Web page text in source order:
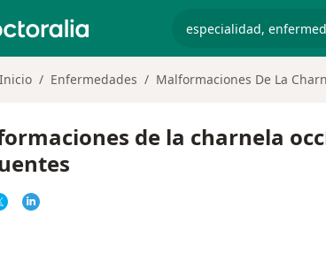
Enfermedades Malformaciones De La
de la charnela